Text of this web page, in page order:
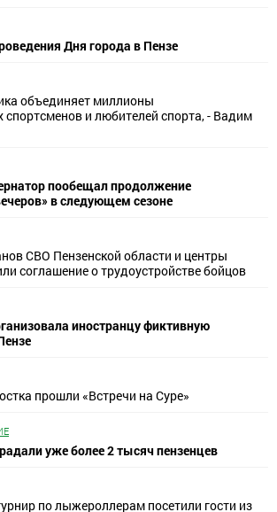
Дня города в Пензе
объединяет миллионы
и любителей спорта, - Вадим
пообещал продолжение
в следующем сезоне
СВО Пензенской области и центры
соглашение о трудоустройстве бойцов
иностранцу фиктивную
прошли «Встречи на Суре»
уже более 2 тысяч пензенцев
по лыжероллерам посетили гости из